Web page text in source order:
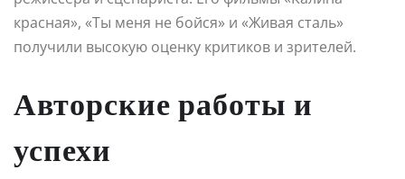
красная», «Ты меня не бойся» и «Живая сталь»
получили высокую оценку критиков и зрителей.
Авторские работы и
успехи